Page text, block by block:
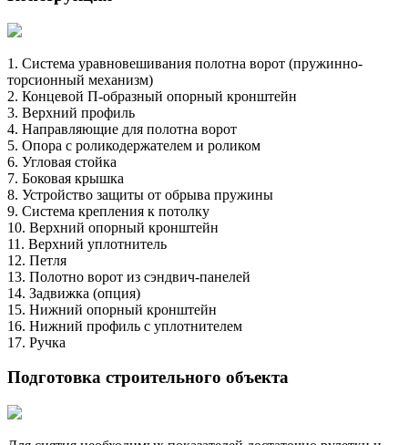
1. Система уравновешивания полотна ворот (пружинно-
торсионный механизм)
2. Концевой П-образный опорный кронштейн
3. Верхний профиль
4. Направляющие для полотна ворот
5. Опора с роликодержателем и роликом
6. Угловая стойка
7. Боковая крышка
8. Устройство защиты от обрыва пружины
9. Система крепления к потолку
10. Верхний опорный кронштейн
11. Верхний уплотнитель
12. Петля
13. Полотно ворот из сэндвич-панелей
14. Задвижка (опция)
15. Нижний опорный кронштейн
16. Нижний профиль с уплотнителем
17. Ручка
Подготовка строительного объекта